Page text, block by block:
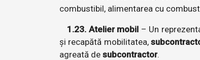
combustibil, alimentarea cu
1.23. Atelier mobil – Un
și recapătă mobilitatea,
agreată de subcontractor.